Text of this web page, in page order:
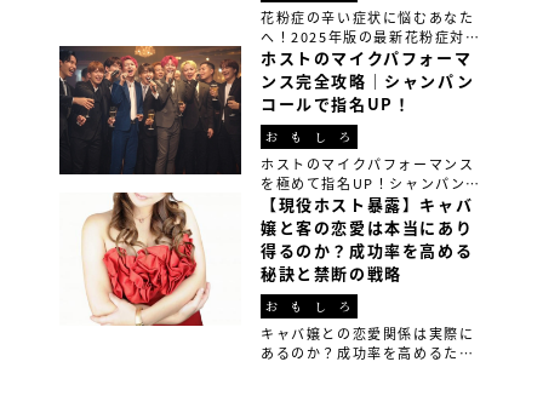
花粉症の辛い症状に悩むあなた
へ！2025年版の最新花粉症対策
方法3選を紹介。食事改善、生活
習慣の見直し、最先端の花粉症
グッズを使って、春の花粉シー
ズンを快適に過ごすための即効
性セルフケア法を実践しよう。
ホストのマイクパフォーマ
ンス完全攻略｜シャンパン
コールで指名UP！
おもしろ
ホストのマイクパフォーマンス
を極めて指名UP！シャンパンコ
ールやイベントMCを成功させる
ためのテクニックや練習方法を
徹底解説。初心者でもできるコ
ツやプロの裏技を学んで、あな
たのパフォーマンスを次のレベ
ルへ！
【現役ホスト暴露】キャバ
嬢と客の恋愛は本当にあり
得るのか？成功率を高める
秘訣と禁断の戦略
おもしろ
キャバ嬢との恋愛関係は実際に
あるのか？成功率を高めるため